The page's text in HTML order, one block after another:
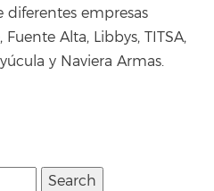
empresas
Alta, Libbys, TITSA,
y Naviera Armas.